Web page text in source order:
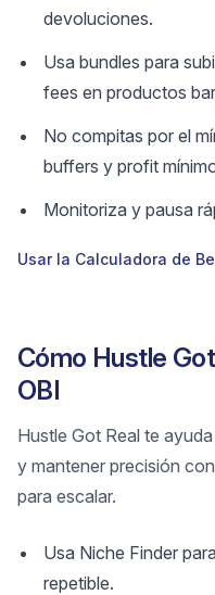
devoluciones.
Usa bundles para
fees en productos
No compitas por el
buffers y profit
Monitoriza y pausa
Usar la Calculadora de
Cómo Hustle
OBI
Hustle Got Real te
y mantener precisión
para escalar.
Usa Niche Finder
repetible.